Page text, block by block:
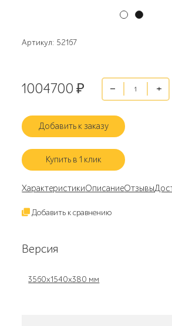
Артикул: 52167
1004700 ₽
Добавить к заказу
Купить в 1 клик
ХарактеристикиОписаниеОтзывы
Добавить к сравнению
Версия
3560х1540х380 мм